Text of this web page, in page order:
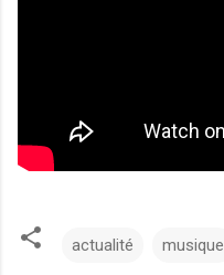
actualité musique